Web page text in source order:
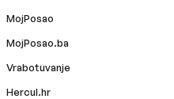
MojPosao
MojPosao.ba
Vrabotuvanje
Hercul.hr